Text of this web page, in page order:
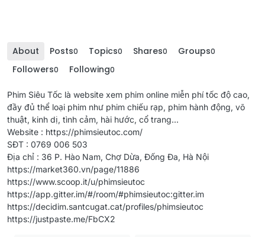
About Posts0 Topics0 Shares0 Groups0
Followers0 Following0
Phim Siêu Tốc là website xem phim online miễn phí tốc độ cao,
đầy đủ thể loại phim như phim chiếu rạp, phim hành động, võ
thuật, kinh dị, tình cảm, hài hước, cổ trang...
Website : https://phimsieutoc.com/
SĐT : 0769 006 503
Địa chỉ : 36 P. Hào Nam, Chợ Dừa, Đống Đa, Hà Nội
https://market360.vn/page/11886
https://www.scoop.it/u/phimsieutoc
https://app.gitter.im/#/room/#phimsieutoc:gitter.im
https://decidim.santcugat.cat/profiles/phimsieutoc
https://justpaste.me/FbCX2